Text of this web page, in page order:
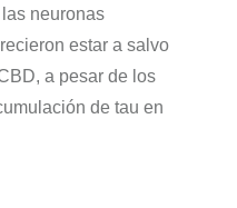
neuronas
estar a salvo
a pesar de los
de tau en